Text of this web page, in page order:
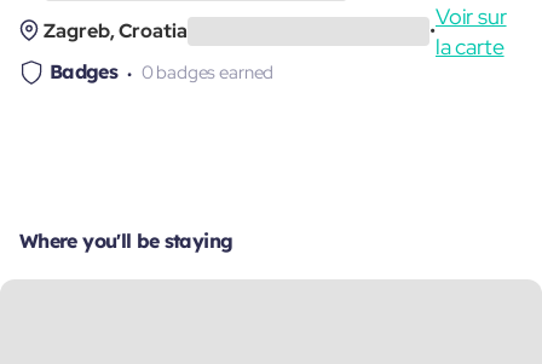
Zagreb, Croatia •
Voir sur
la carte
Badges 0 badges earned
Where you'll be staying